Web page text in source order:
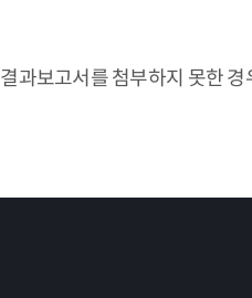
과보고서를 첨부하지 못한